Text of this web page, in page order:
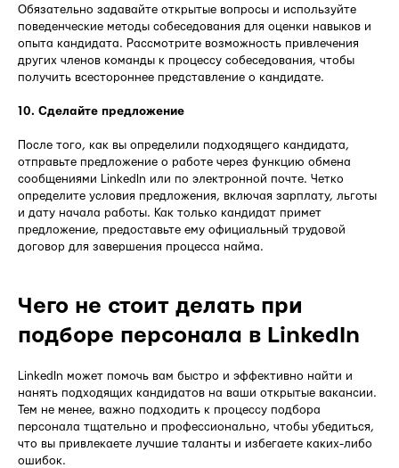
Обязательно задавайте открытые вопросы и используйте
поведенческие методы собеседования для оценки навыков и
опыта кандидата. Рассмотрите возможность привлечения
других членов команды к процессу собеседования, чтобы
получить всестороннее представление о кандидате.
10. Сделайте предложение
После того, как вы определили подходящего кандидата,
отправьте предложение о работе через функцию обмена
сообщениями LinkedIn или по электронной почте. Четко
определите условия предложения, включая зарплату, льготы
и дату начала работы. Как только кандидат примет
предложение, предоставьте ему официальный трудовой
договор для завершения процесса найма.
Чего не стоит делать при
подборе персонала в LinkedIn
LinkedIn может помочь вам быстро и эффективно найти и
нанять подходящих кандидатов на ваши открытые вакансии.
Тем не менее, важно подходить к процессу подбора
персонала тщательно и профессионально, чтобы убедиться,
что вы привлекаете лучшие таланты и избегаете каких-либо
ошибок.